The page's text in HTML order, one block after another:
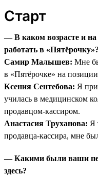
Старт
— В каком возрасте и
работать в «Пятёрочку»?
Самир Малышев: Мне
в «Пятёрочке» на
Ксения Сентебова: Я
училась в медицинском
продавцом-кассиром.
Анастасия Труханова: Я
продавца-кассира, мне
— Какими были ваши
здесь?